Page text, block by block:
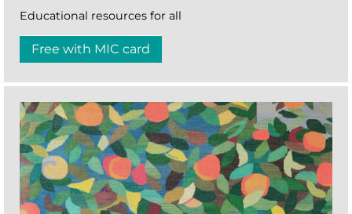
Educational resources for all
Free with MIC card